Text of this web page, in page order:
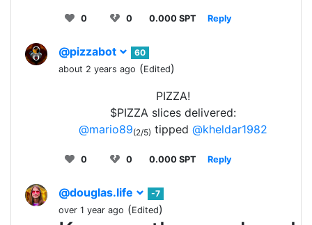
0 0 0.000 SPT Reply
@pizzabot
60
about 2 years ago (Edited)
PIZZA!
$PIZZA slices delivered:
@mario89(2/5) tipped @kheldar1982
0 0 0.000 SPT Reply
@douglas.life
-7
over 1 year ago (Edited)